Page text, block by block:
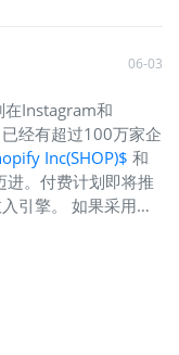
06-03
在Instagram和
经有超过100万家企
Inc(SHOP)$ 和
进。付费计划即将推
引擎。 如果采用率
带来结构性利好。
平衡——这才是真正